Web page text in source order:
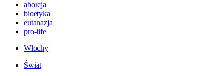
aborcja
bioetyka
eutanazja
pro-life
Włochy
Świat